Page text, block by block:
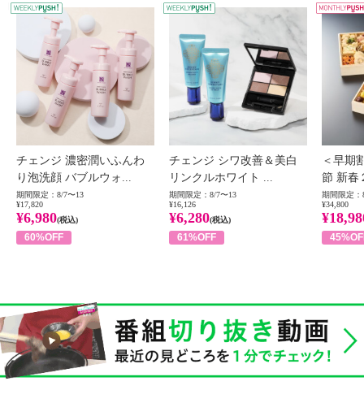
WEEKLY PUSH
チェンジ 濃密潤いふんわ
り泡洗顔 バブルウォ...
期間限定：8/7〜13
¥17,820
¥6,980(税込)
60%OFF
チェンジ シワ改善＆美白
リンクルホワイト ...
期間限定：8/7〜13
¥16,126
¥6,280(税込)
61%OFF
＜早期
節 新春
期間限定：
¥34,800